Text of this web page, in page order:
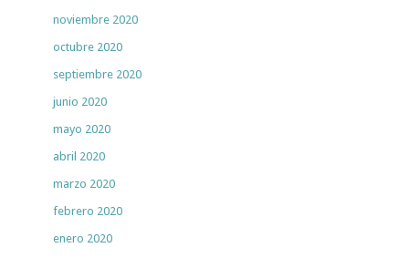
noviembre 2020
octubre 2020
septiembre 2020
junio 2020
mayo 2020
abril 2020
marzo 2020
febrero 2020
enero 2020